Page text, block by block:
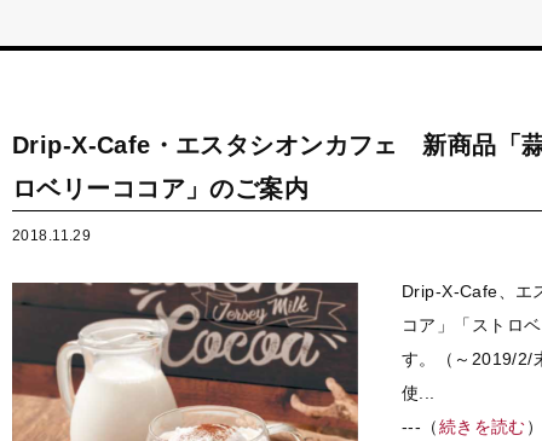
Drip-X-Cafe・エスタシオンカフェ 新商品「
ロベリーココア」のご案内
2018.11.29
Drip-X-Cafe、エ
コア」「ストロ
す。（～2019/2/
使...
---（続きを読む